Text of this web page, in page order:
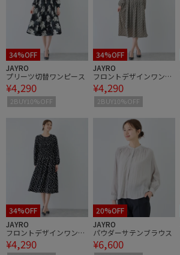
34%OFF
JAYRO
プリーツ切替ワンピース
¥4,290
2BUY10%OFF
34%OFF
JAYRO
フロントデザインワンピ
ース
¥4,290
2BUY10%OFF
34%OFF
JAYRO
フロントデザインワンピ
ース
¥4,290
20%OFF
JAYRO
パウダーサテンブラウス
¥6,600